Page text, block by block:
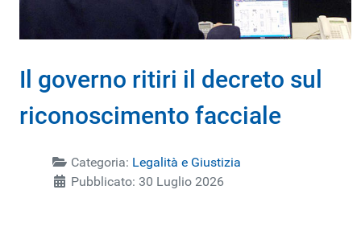
Il governo ritiri il decreto sul
riconoscimento facciale
Categoria: Legalità e Giustizia
Pubblicato: 30 Luglio 2026